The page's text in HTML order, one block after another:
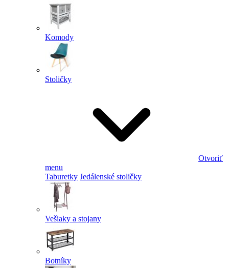
Komody
Stoličky
Otvoriť
menu
Taburetky Jedálenské stoličky
Vešiaky a stojany
Botníky